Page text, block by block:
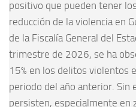
positivo que pueden tener
reducción de la violencia en
de la Fiscalía General del
trimestre de 2026, se ha
15% en los delitos violentos
periodo del año anterior. Sin
persisten, especialmente en